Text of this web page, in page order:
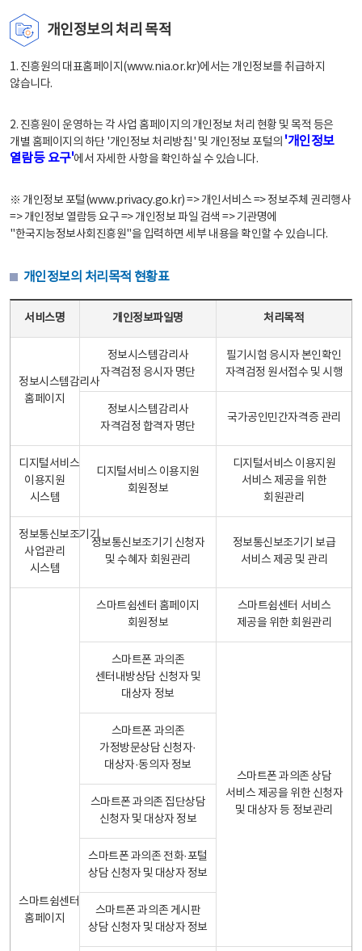
개인정보의 처리 목적
1. 진흥원의 대표홈페이지(www.nia.or.kr)에서는 개인정보를 취급하지
않습니다.
2. 진흥원이 운영하는 각 사업 홈페이지의 개인정보 처리 현황 및 목적 등은
개별 홈페이지의 하단 '개인정보 처리방침' 및 개인정보 포털의 '개인정보
열람등 요구'에서 자세한 사항을 확인하실 수 있습니다.
※ 개인정보 포털(www.privacy.go.kr) => 개인서비스 => 정보주체 권리행사
=> 개인정보 열람등 요구 => 개인정보 파일 검색 => 기관명에
"한국지능정보사회진흥원"을 입력하면 세부 내용을 확인할 수 있습니다.
개인정보의 처리목적 현황표
서비스명 개인정보파일명 처리목적
정보시스템감리사
홈페이지
정보시스템감리사
자격검정 응시자 명단
필기시험 응시자 본인확인
자격검정 원서접수 및 시행
정보시스템감리사
자격검정 합격자 명단
국가공인민간자격증 관리
디지털서비스
이용지원
시스템
디지털서비스 이용지원
회원정보
디지털서비스 이용지원
서비스 제공을 위한
회원관리
정보통신보조기기
사업관리
시스템
정보통신보조기기 신청자
및 수혜자 회원관리
정보통신보조기기 보급
서비스 제공 및 관리
스마트쉼센터
홈페이지
스마트쉼센터 홈페이지
회원정보
스마트쉼센터 서비스
제공을 위한 회원관리
스마트폰 과의존
센터내방상담 신청자 및
대상자 정보
스마트폰 과의존 상담
서비스 제공을 위한 신청자
및 대상자 등 정보관리
스마트폰 과의존
가정방문상담 신청자·
대상자·동의자 정보
스마트폰 과의존 집단상담
신청자 및 대상자 정보
스마트폰 과의존 전화·포털
상담 신청자 및 대상자 정보
스마트폰 과의존 게시판
상담 신청자 및 대상자 정보